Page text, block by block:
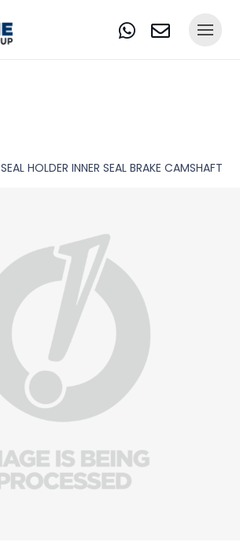
SEAL HOLDER INNER SEAL BRAKE CAMSHAFT